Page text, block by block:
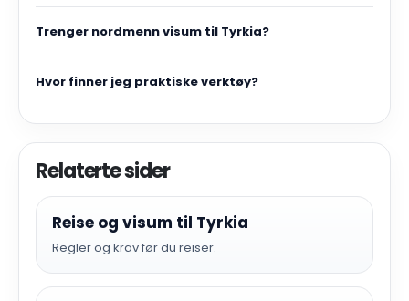
Trenger nordmenn visum til Tyrkia?
Hvor finner jeg praktiske verktøy?
Relaterte sider
Reise og visum til Tyrkia
Regler og krav før du reiser.